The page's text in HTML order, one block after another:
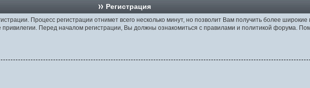
Регистрация
Процесс регистрации отнимет всего несколько минут, но позволит Вам получить более
Перед началом регистрации, Вы должны ознакомиться с правилами и политикой форума.